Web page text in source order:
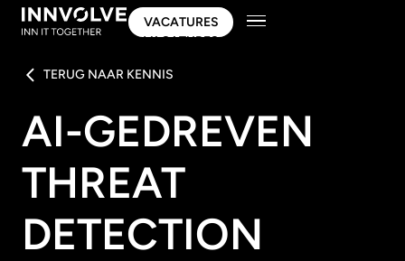
VACATURES
VACATURES
TERUG NAAR KENNIS
AI-GEDREVEN
THREAT
DETECTION